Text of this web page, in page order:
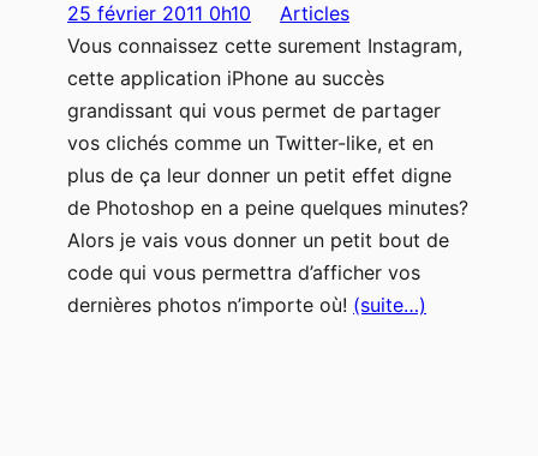
25 février 2011 0h10
Articles
Vous connaissez cette surement Instagram,
cette application iPhone au succès
grandissant qui vous permet de partager
vos clichés comme un Twitter-like, et en
plus de ça leur donner un petit effet digne
de Photoshop en a peine quelques minutes?
Alors je vais vous donner un petit bout de
code qui vous permettra d’afficher vos
dernières photos n’importe où! (suite…)